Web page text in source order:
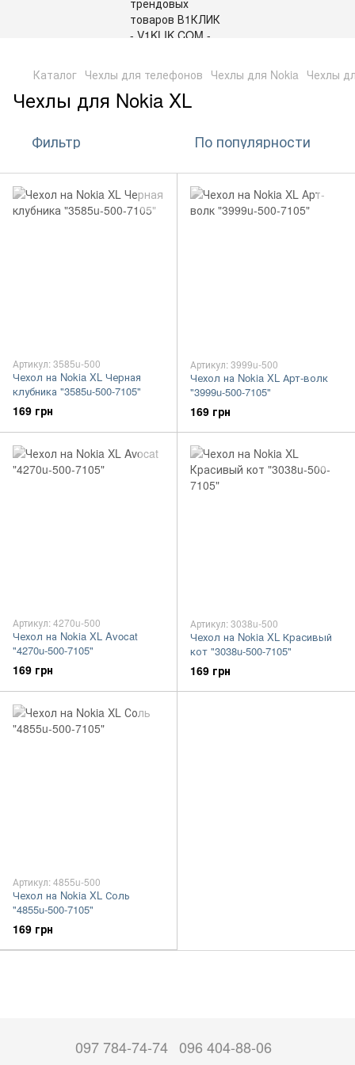
Каталог Чехлы для телефонов Чехлы для Nokia Чехлы
Чехлы для Nokia XL
Фильтр По популярности
Артикул: 3585u-500
Чехол на Nokia XL Черная
клубника "3585u-500-7105"
169 грн
Артикул: 3999u-500
Чехол на Nokia XL Арт-волк
"3999u-500-7105"
169 грн
Артикул: 4270u-500
Чехол на Nokia XL Avocat
"4270u-500-7105"
169 грн
Артикул: 3038u-500
Чехол на Nokia XL Красивый
кот "3038u-500-7105"
169 грн
Артикул: 4855u-500
Чехол на Nokia XL Соль
"4855u-500-7105"
169 грн
097 784-74-74 096 404-88-06